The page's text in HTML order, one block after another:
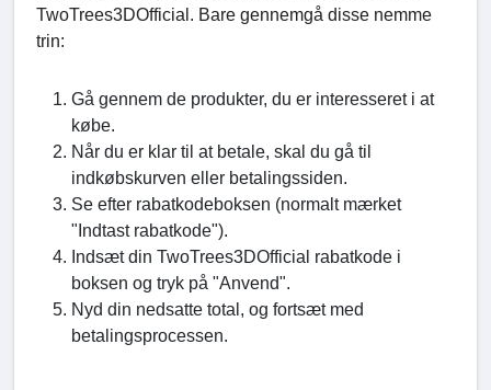
TwoTrees3DOfficial. Bare gennemgå disse nemme
trin:
Gå gennem de produkter, du er interesseret i at
købe.
Når du er klar til at betale, skal du gå til
indkøbskurven eller betalingssiden.
Se efter rabatkodeboksen (normalt mærket
"Indtast rabatkode").
Indsæt din TwoTrees3DOfficial rabatkode i
boksen og tryk på "Anvend".
Nyd din nedsatte total, og fortsæt med
betalingsprocessen.